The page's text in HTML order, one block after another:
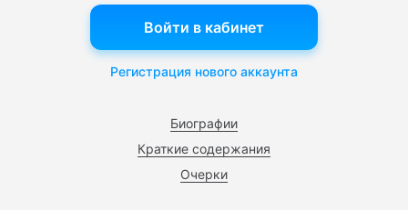
Биографии
Краткие содержания
Очерки
Войти в кабинет
Регистрация нового аккаунта